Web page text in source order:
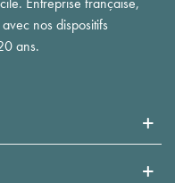
nos dispositifs
ans.